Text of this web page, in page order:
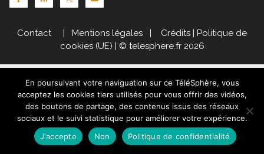
Contact| Mentions légales | Crédits | Politique de
cookies (UE) | © telesphere.fr 2026
En poursuivant votre naviguation sur ce TéléSphère, vous
acceptez les cookies tiers utilisés pour vous offrir des vidéos,
des boutons de partage, des contenus issus des réseaux
sociaux et le suivi statistique pour améliorer votre expérience.
J'accepte
Non Politique de confidentialité